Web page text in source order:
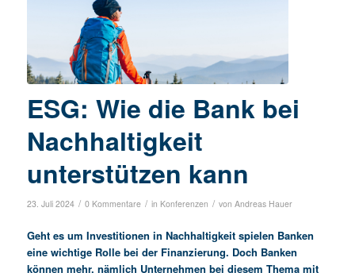
ESG: Wie die Bank bei
Nachhaltigkeit
unterstützen kann
23. Juli 2024 / 0 Kommentare / in Konferenzen / von Andreas Hauer
Geht es um Investitionen in Nachhaltigkeit spielen Banken
eine wichtige Rolle bei der Finanzierung. Doch Banken
können mehr, nämlich Unternehmen bei diesem Thema mit